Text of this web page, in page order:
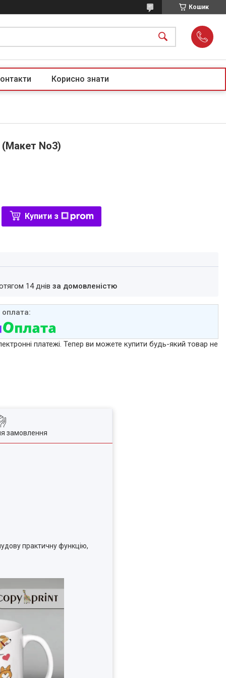
Кошик
Корисно знати
No3)
Купити з
14 днівза домовленістю
платежі. Тепер ви можете купити будь-який товар не
замовлення
практичну функцію,